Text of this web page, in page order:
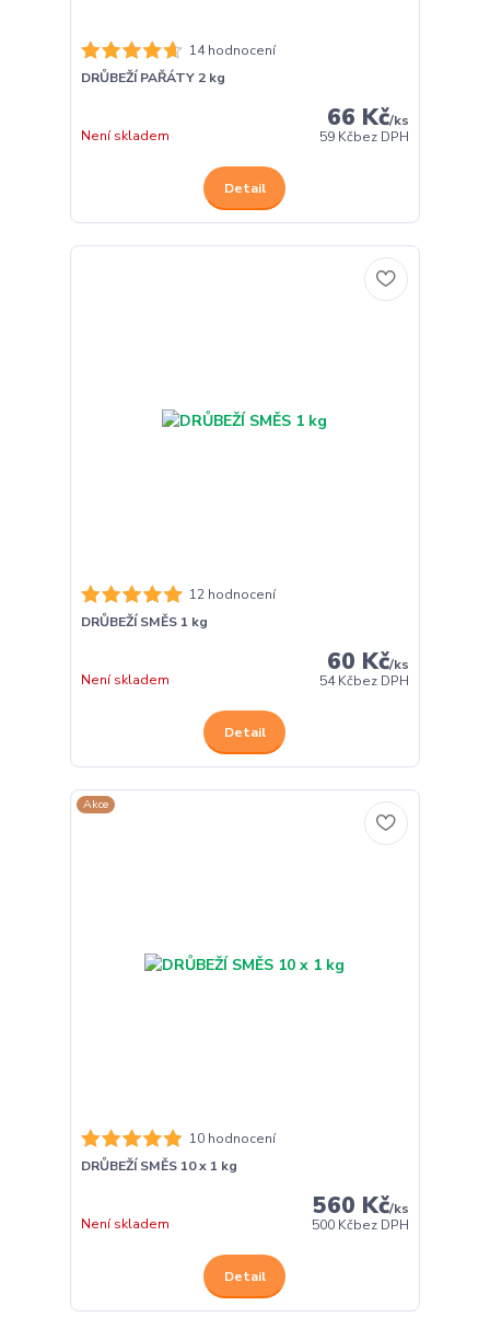
14 hodnocení
DRŮBEŽÍ PAŘÁTY 2 kg
66 Kč/ks
59 Kčbez DPH
Není skladem
Detail
12 hodnocení
DRŮBEŽÍ SMĚS 1 kg
60 Kč/ks
54 Kčbez DPH
Není skladem
Detail
Akce
10 hodnocení
DRŮBEŽÍ SMĚS 10 x 1 kg
560 Kč/ks
500 Kčbez DPH
Není skladem
Detail